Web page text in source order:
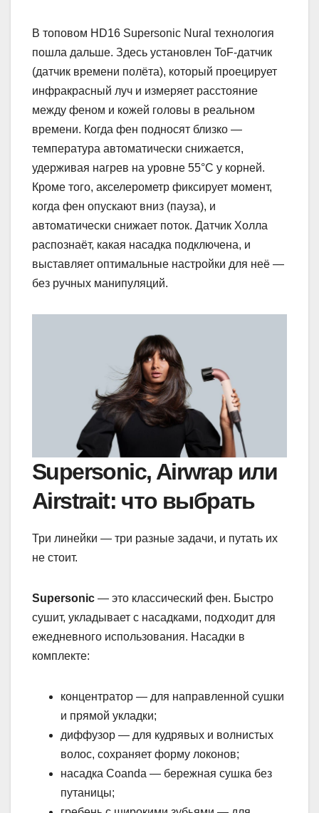
В топовом HD16 Supersonic Nural технология
пошла дальше. Здесь установлен ToF-датчик
(датчик времени полёта), который проецирует
инфракрасный луч и измеряет расстояние
между феном и кожей головы в реальном
времени. Когда фен подносят близко —
температура автоматически снижается,
удерживая нагрев на уровне 55°C у корней.
Кроме того, акселерометр фиксирует момент,
когда фен опускают вниз (пауза), и
автоматически снижает поток. Датчик Холла
распознаёт, какая насадка подключена, и
выставляет оптимальные настройки для неё —
без ручных манипуляций.
Supersonic, Airwrap или
Airstrait: что выбрать
Три линейки — три разные задачи, и путать их
не стоит.
Supersonic — это классический фен. Быстро
сушит, укладывает с насадками, подходит для
ежедневного использования. Насадки в
комплекте:
концентратор — для направленной сушки
и прямой укладки;
диффузор — для кудрявых и волнистых
волос, сохраняет форму локонов;
насадка Coanda — бережная сушка без
путаницы;